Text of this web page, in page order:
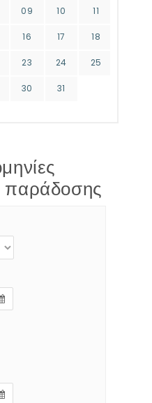
09 10 11
16 17 18
23 24 25
30 31
παράδοσης